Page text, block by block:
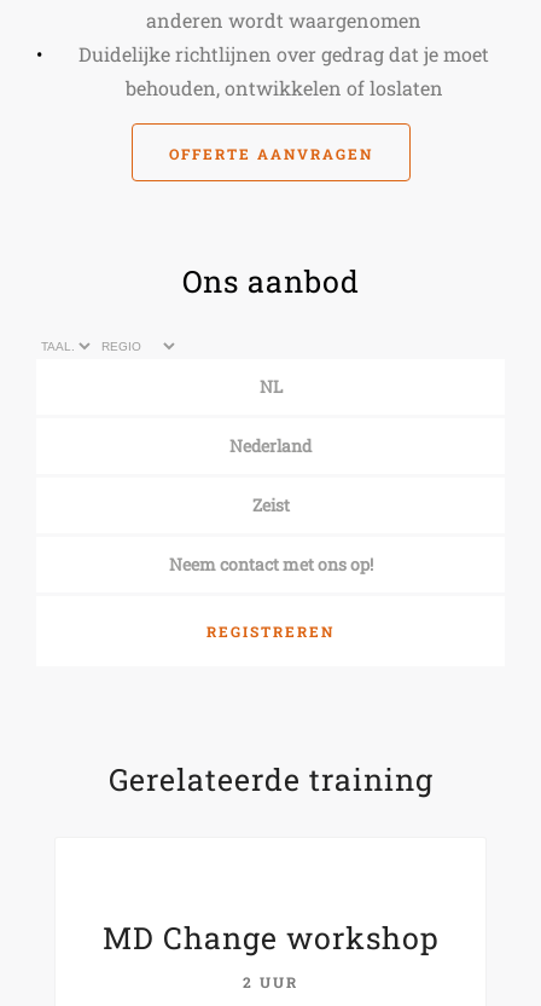
anderen wordt waargenomen
Duidelijke richtlijnen over gedrag dat je moet
behouden, ontwikkelen of loslaten
OFFERTE AANVRAGEN
Ons aanbod
NL
Nederland
Zeist
Neem contact met ons op!
REGISTREREN
Gerelateerde training
MD Change workshop
2 UUR